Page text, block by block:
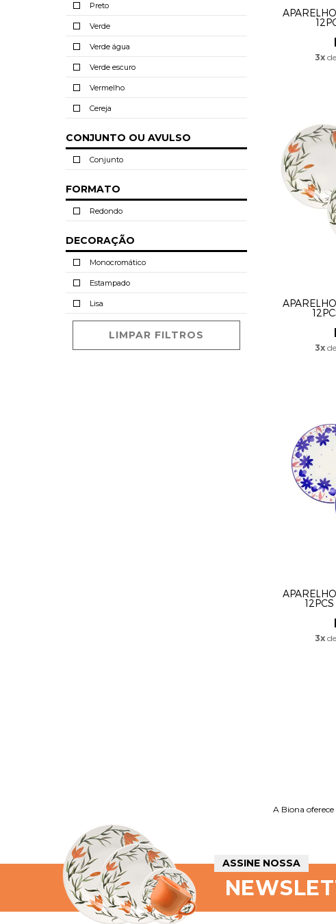
Preto
Verde
Verde água
Verde escuro
Vermelho
Cereja
CONJUNTO OU AVULSO
Conjunto
FORMATO
Redondo
DECORAÇÃO
Monocromático
Estampado
Lisa
LIMPAR FILTROS
3x de
3x de
3x de
A Biona
ASSINE NOSSA